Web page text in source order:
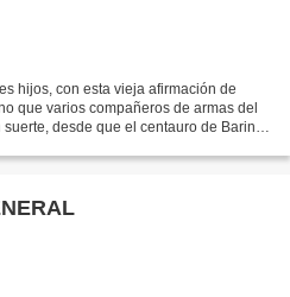
hijos, con esta vieja afirmación de
que varios compañeros de armas del
desde que el centauro de Barinas